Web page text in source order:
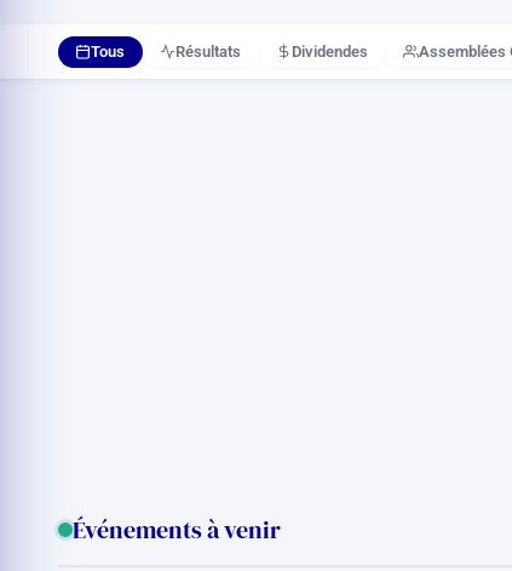
Tous Résultats Dividendes Assemblées
Événements à venir